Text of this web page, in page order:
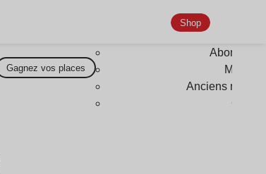
Gagnez vos places
Shop
Anciens